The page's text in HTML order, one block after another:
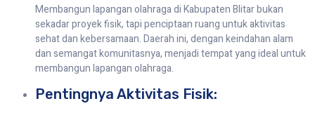
Membangun lapangan olahraga di Kabupaten Blitar bukan
sekadar proyek fisik, tapi penciptaan ruang untuk aktivitas
sehat dan kebersamaan. Daerah ini, dengan keindahan alam
dan semangat komunitasnya, menjadi tempat yang ideal untuk
membangun lapangan olahraga.
Pentingnya Aktivitas Fisik: